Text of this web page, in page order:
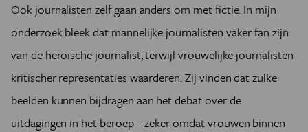
Ook journalisten zelf gaan anders om met fictie. In mijn
onderzoek bleek dat mannelijke journalisten vaker fan zijn
van de heroïsche journalist, terwijl vrouwelijke journalisten
kritischer representaties waarderen. Zij vinden dat zulke
beelden kunnen bijdragen aan het debat over de
uitdagingen in het beroep – zeker omdat vrouwen binnen